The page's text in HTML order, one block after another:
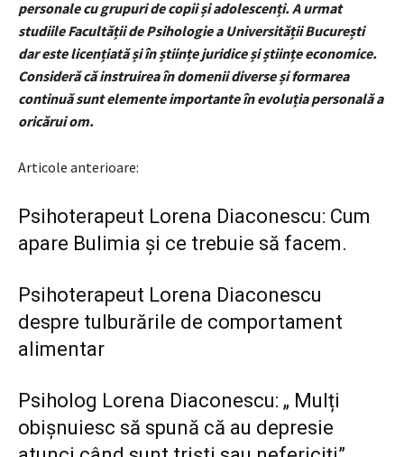
personale cu grupuri de copii și adolescenți. A urmat
studiile Facultății de Psihologie a Universității București
dar este licențiată și în științe juridice și științe economice.
Consideră că instruirea în domenii diverse și formarea
continuă sunt elemente importante în evoluția personală a
oricărui om.
Articole anterioare:
Psihoterapeut Lorena Diaconescu: Cum
apare Bulimia și ce trebuie să facem.
Psihoterapeut Lorena Diaconescu
despre tulburările de comportament
alimentar
Psiholog Lorena Diaconescu: „ Mulți
obișnuiesc să spună că au depresie